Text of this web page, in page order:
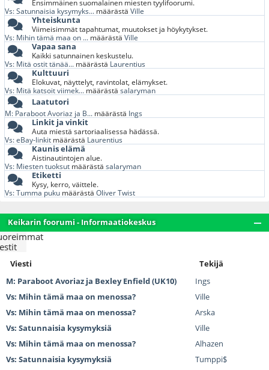
Ensimmäinen suomalainen miesten tyylifoorumi.
Vs: Satunnaisia kysymyks... määrästäVille
Yhteiskunta
Viimeisimmät tapahtumat, muutokset ja höykytykset.
Vs: Mihin tämä maa on ... määrästäVille
Vapaa sana
Kaikki satunnainen keskustelu.
Vs: Mitä ostit tänää... määrästä Laurentius
Kulttuuri
Elokuvat, näyttelyt, ravintolat, elämykset.
Vs: Mitä katsoit viimek... määrästäsalaryman
Laatutori
M: Paraboot Avoriaz ja B... määrästä Ings
Linkit ja vinkit
Auta miestä sartoriaalisessa hädässä.
Vs: eBay-linkit määrästä Laurentius
Kaunis elämä
Aistinautintojen alue.
Vs: Miesten tuoksut määrästäsalaryman
Etiketti
Kysy, kerro, väittele.
Vs: Tumma puku määrästäOliver Twist
Keikarin foorumi - Informaatiokeskus
Viesti
Tekijä
M: Paraboot Avoriaz ja Bexley Enfield (UK10)
Ings
Vs: Mihin tämä maa on menossa?
Ville
Vs: Mihin tämä maa on menossa?
Arska
Vs: Satunnaisia kysymyksiä
Ville
Vs: Mihin tämä maa on menossa?
Alhazen
Vs: Satunnaisia kysymyksiä
Tumppi$